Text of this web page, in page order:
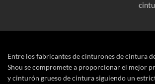
Entre los fabricantes de cinturones de cintura
Shou se compromete a proporcionar el mejor
y cinturón grueso de cintura siguiendo un